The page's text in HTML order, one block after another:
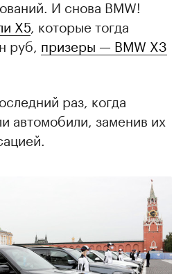
И снова BMW!
X5 , которые тогда
руб, призеры — BMW X3
раз, когда
автомобили, заменив их